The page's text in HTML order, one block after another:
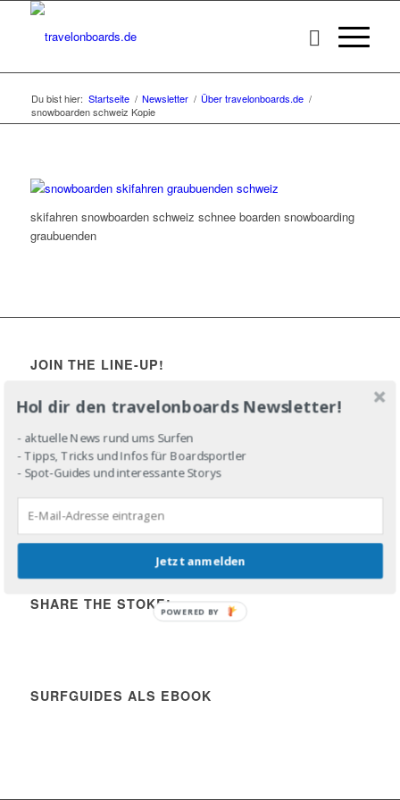
Du bist hier: Startseite / Newsletter / Über travelonboards.de /
snowboarden schweiz Kopie
skifahren snowboarden schweiz schnee boarden snowboarding
graubuenden
JOIN THE LINE-UP!
DROP IN!
SHARE THE STOKE!
SURFGUIDES ALS EBOOK
Hol dir den travelonboards Newsletter!
- aktuelle News rund ums Surfen
- Tipps, Tricks und Infos für Boardsportler
- Spot-Guides und interessante Storys
Jetzt anmelden
POWERED BY